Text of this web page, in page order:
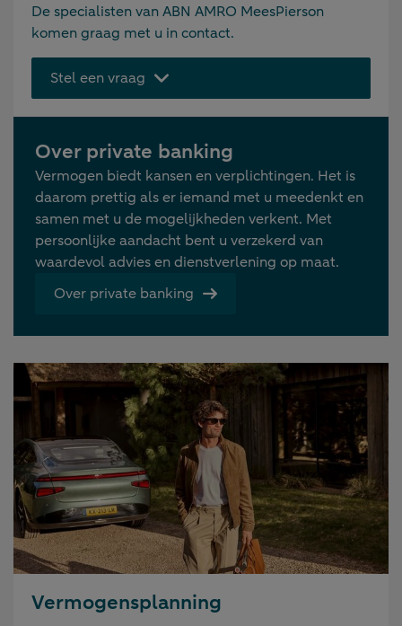
De specialisten van ABN AMRO MeesPierson
komen graag met u in contact.
Stel een vraag
Over private banking
Vermogen biedt kansen en verplichtingen. Het is
daarom prettig als er iemand met u meedenkt en
samen met u de mogelijkheden verkent. Met
persoonlijke aandacht bent u verzekerd van
waardevol advies en dienstverlening op maat.
Over private banking
Vermogensplanning